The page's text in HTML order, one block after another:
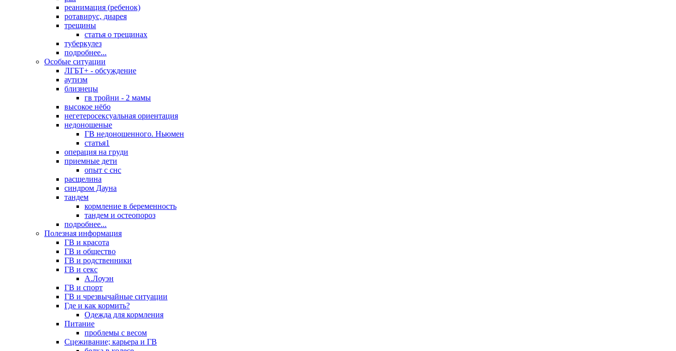
реанимация (ребенок)
ротавирус, диарея
трещины
статья о трещинах
туберкулез
подробнее...
Особые ситуации
ЛГБТ+ - обсуждение
аутизм
близнецы
гв тройни - 2 мамы
высокое нёбо
негетеросексуальная ориентация
недоношеные
ГВ недоношенного. Ньюмен
статья1
операция на груди
приемные дети
опыт с снс
расщелина
синдром Дауна
тандем
кормление в беременность
тандем и остеопороз
подробнее...
Полезная информация
ГВ и красота
ГВ и общество
ГВ и родственники
ГВ и секс
А.Лоуэн
ГВ и спорт
ГВ и чрезвычайные ситуации
Где и как кормить?
Одежда для кормления
Питание
проблемы с весом
Сцеживание; карьера и ГВ